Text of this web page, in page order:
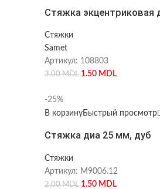
Стяжка экцентриковая
Стяжки
Samet
Артикул: 108803
3.00MDL 1.50 MDL
-25%
В корзинуБыстрый просмотр
Стяжка диа 25 мм, дуб
Стяжки
Артикул: M9006.12
2.00MDL 1.50 MDL